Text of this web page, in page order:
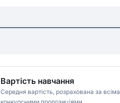
Вартість навчання
Середня вартість, розрахована за всіма